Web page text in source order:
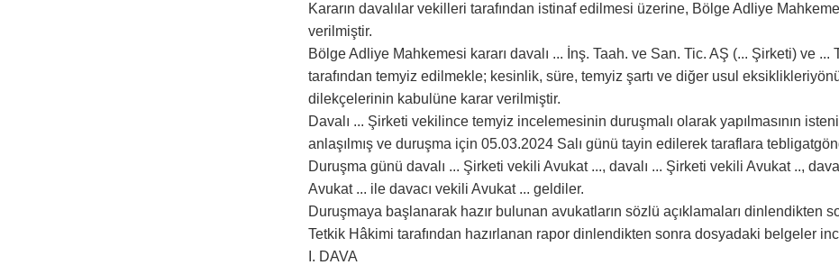
Kararın davalılar vekilleri tarafından istinaf edilmesi üzerine, Bölge Adliye
verilmiştir.
Bölge Adliye Mahkemesi kararı davalı ... İnş. Taah. ve San. Tic. AŞ (... Şirketi) ve
tarafından temyiz edilmekle; kesinlik, süre, temyiz şartı ve diğer usul
dilekçelerinin kabulüne karar verilmiştir.
Davalı ... Şirketi vekilince temyiz incelemesinin duruşmalı olarak yapılmasının
anlaşılmış ve duruşma için 05.03.2024 Salı günü tayin edilerek taraflara
Duruşma günü davalı ... Şirketi vekili Avukat ..., davalı ... Şirketi vekili Avukat ..,
Avukat ... ile davacı vekili Avukat ... geldiler.
Duruşmaya başlanarak hazır bulunan avukatların sözlü açıklamaları dinlendikten
Tetkik Hâkimi tarafından hazırlanan rapor dinlendikten sonra dosyadaki belgeler
I. DAVA